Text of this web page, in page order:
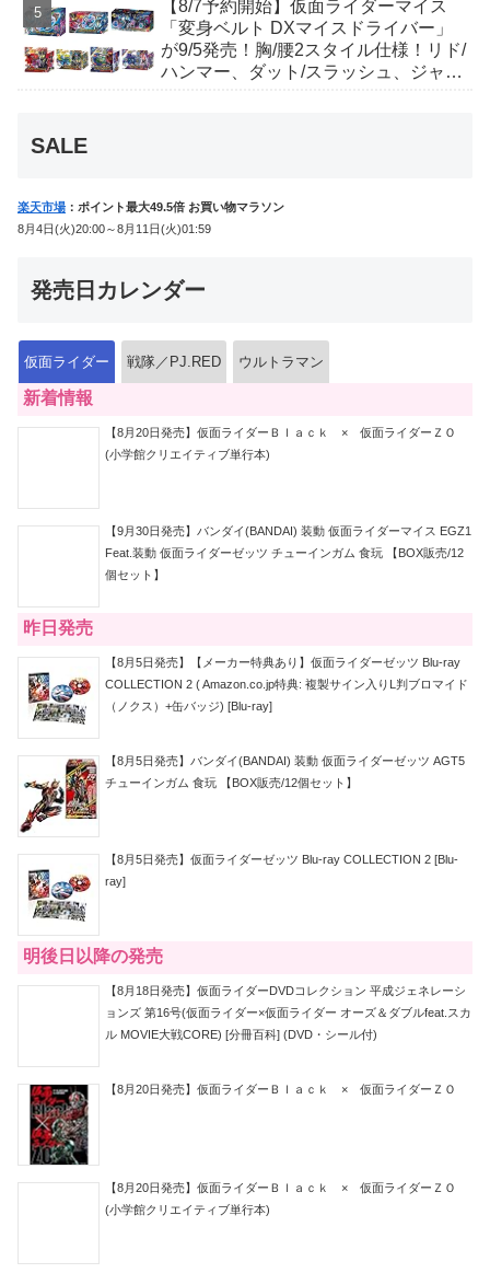
音声が！
【8/7予約開始】仮面ライダーマイス
「変身ベルト DXマイスドライバー」
が9/5発売！胸/腰2スタイル仕様！リド/
ハンマー、ダット/スラッシュ、ジャ
SALE
楽天市場 ：ポイント最大49.5倍 お買い物マラソン
8月4日(火)20:00～8月11日(火)01:59
発売日カレンダー
仮面ライダー 戦隊／PJ.RED ウルトラマン
新着情報
【8月20日発売】仮面ライダーＢｌａｃｋ × 仮面ライダーＺＯ
(小学館クリエイティブ単行本)
【9月30日発売】バンダイ(BANDAI) 装動 仮面ライダーマイス EGZ1
Feat.装動 仮面ライダーゼッツ チューインガム 食玩 【BOX販売/12
個セット】
昨日発売
【8月5日発売】【メーカー特典あり】仮面ライダーゼッツ Blu-ray
COLLECTION 2 ( Amazon.co.jp特典: 複製サイン入りL判ブロマイド
（ノクス）+缶バッジ) [Blu-ray]
【8月5日発売】バンダイ(BANDAI) 装動 仮面ライダーゼッツ AGT5
チューインガム 食玩 【BOX販売/12個セット】
【8月5日発売】仮面ライダーゼッツ Blu-ray COLLECTION 2 [Blu-
ray]
明後日以降の発売
【8月18日発売】仮面ライダーDVDコレクション 平成ジェネレーシ
ョンズ 第16号(仮面ライダー×仮面ライダー オーズ＆ダブルfeat.スカ
ル MOVIE大戦CORE) [分冊百科] (DVD・シール付)
【8月20日発売】仮面ライダーＢｌａｃｋ × 仮面ライダーＺＯ
【8月20日発売】仮面ライダーＢｌａｃｋ × 仮面ライダーＺＯ
(小学館クリエイティブ単行本)